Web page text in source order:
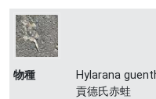
物種
Hylarana
貢德氏赤蛙